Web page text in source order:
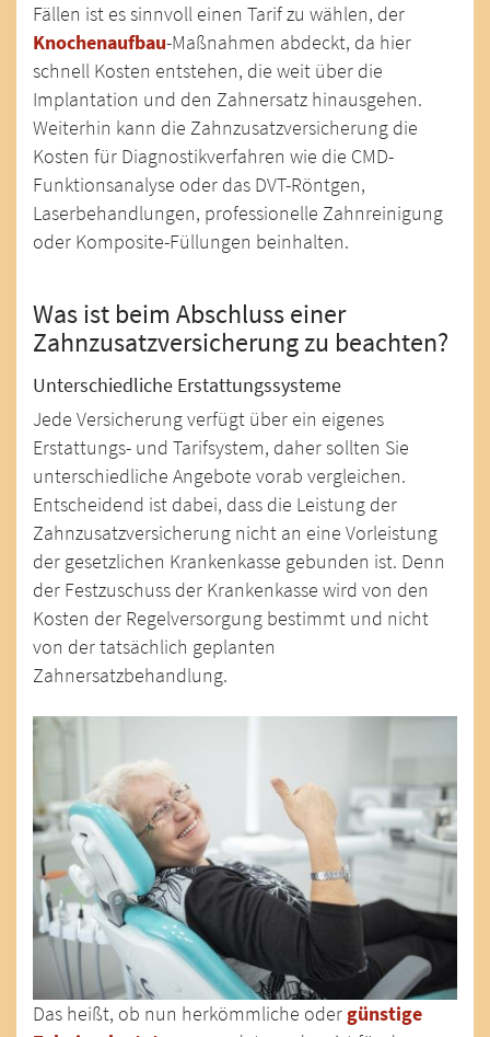
Fällen ist es sinnvoll einen Tarif zu wählen, der
Knochenaufbau-Maßnahmen abdeckt, da hier
schnell Kosten entstehen, die weit über die
Implantation und den Zahnersatz hinausgehen.
Weiterhin kann die Zahnzusatzversicherung die
Kosten für Diagnostikverfahren wie die CMD-
Funktionsanalyse oder das DVT-Röntgen,
Laserbehandlungen, professionelle Zahnreinigung
oder Komposite-Füllungen beinhalten.
Was ist beim Abschluss einer
Zahnzusatzversicherung zu beachten?
Unterschiedliche Erstattungssysteme
Jede Versicherung verfügt über ein eigenes
Erstattungs- und Tarifsystem, daher sollten Sie
unterschiedliche Angebote vorab vergleichen.
Entscheidend ist dabei, dass die Leistung der
Zahnzusatzversicherung nicht an eine Vorleistung
der gesetzlichen Krankenkasse gebunden ist. Denn
der Festzuschuss der Krankenkasse wird von den
Kosten der Regelversorgung bestimmt und nicht
von der tatsächlich geplanten
Zahnersatzbehandlung.
Das heißt, ob nun herkömmliche oder günstige